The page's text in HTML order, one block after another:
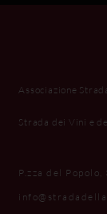
Associazione
Strada dei Vini e
P.zza del